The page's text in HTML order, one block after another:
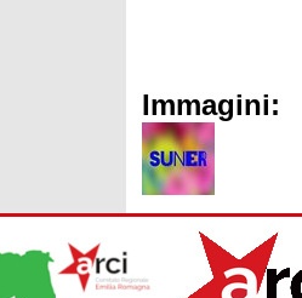
Immagini: